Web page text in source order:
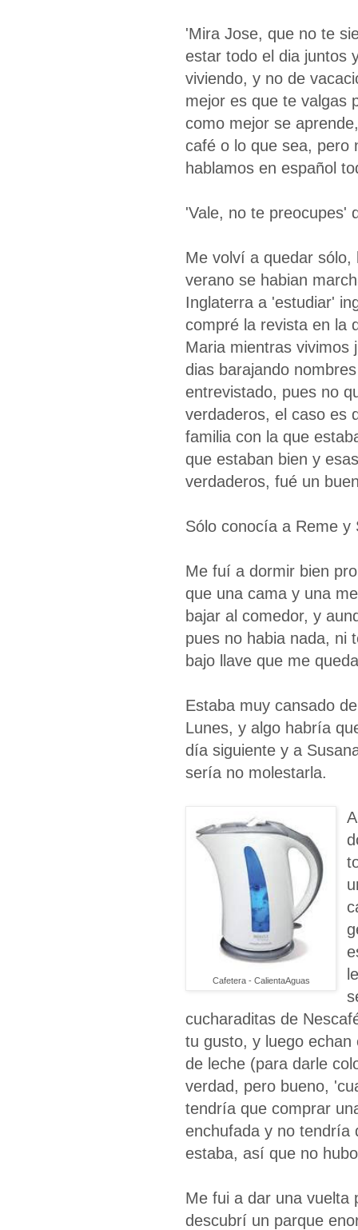
'Mira Jose, que no te
estar todo el dia juntos
viviendo, y no de
mejor es que te valgas
como mejor se
café o lo que sea, pero
hablamos en español
'Vale, no te preocupes'
Me volví a quedar
verano se habian
Inglaterra a 'estudiar'
compré la revista en la
Maria mientras vivimos
dias barajando
entrevistado, pues no
verdaderos, el caso es
familia con la que
que estaban bien y
verdaderos, fué un
Sólo conocía a Reme y
Me fuí a dormir bien
que una cama y una
bajar al comedor, y
pues no habia nada, ni
bajo llave que me
Estaba muy cansado
Lunes, y algo habría
día siguiente y a
sería no molestarla.
Cafetera - CalientaAguas
cucharaditas de
tu gusto, y luego
de leche (para darle
verdad, pero bueno,
tendría que comprar
enchufada y no tendría
estaba, así que no
Me fui a dar una vuelta
descubrí un parque